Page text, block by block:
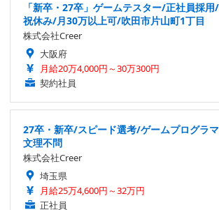
「新卒・27卒」ゲームテスター/正社員採
祝休み/月30万以上可/吹田市片山町1丁目
株式会社Creer
大阪府
月給20万4,000円～30万300円
契約社員
27卒・新卒/スピード選考/ゲームプログラ
文理不問
株式会社Creer
埼玉県
月給25万4,600円～32万円
正社員